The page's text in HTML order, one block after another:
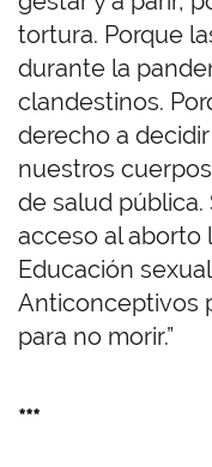
tortura. Porque
durante la
clandestinos.
derecho a
nuestros
de salud
acceso al aborto
Educación
Anticonceptivos
para no morir.”
***